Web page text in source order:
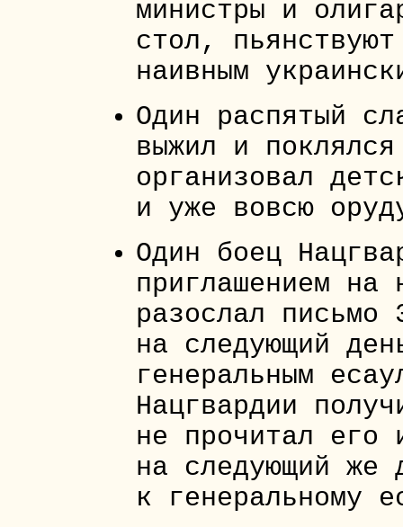
министры и
стол,
наивным
Один распятый
выжил и
организовал
и уже вовсю
Один боец
приглашением на
разослал письмо
на следующий
генеральным
Нацгвардии
не прочитал его
на следующий же
к генеральному